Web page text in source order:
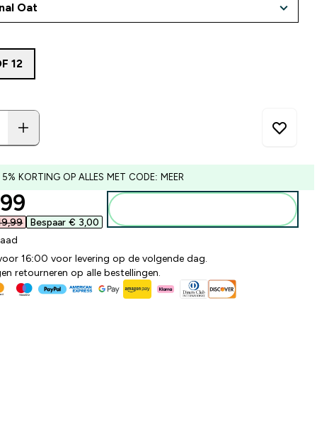
12
5% KORTING OP ALLES MET CODE: MEER
price
Bespaar € 3,00‎
16:00 voor levering op de volgende dag.
retourneren op alle bestellingen.